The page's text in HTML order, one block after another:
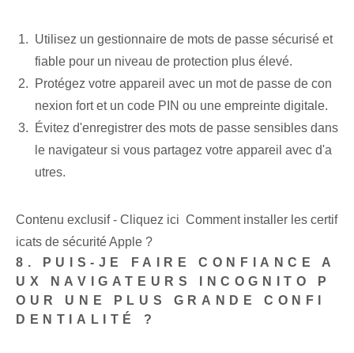
Utilisez un gestionnaire de mots de passe sécurisé et
fiable pour un niveau de protection plus élevé.
Protégez votre appareil avec un mot de passe de con
nexion fort et un code PIN ou une empreinte digitale.
Évitez d'enregistrer des mots de passe sensibles dans
le navigateur si vous partagez votre appareil avec d'a
utres.
Contenu exclusif - Cliquez ici Comment installer les certif
icats de sécurité Apple ?
8. PUIS-JE FAIRE CONFIANCE A
UX NAVIGATEURS INCOGNITO P
OUR UNE PLUS GRANDE CONFI
DENTIALITÉ ?